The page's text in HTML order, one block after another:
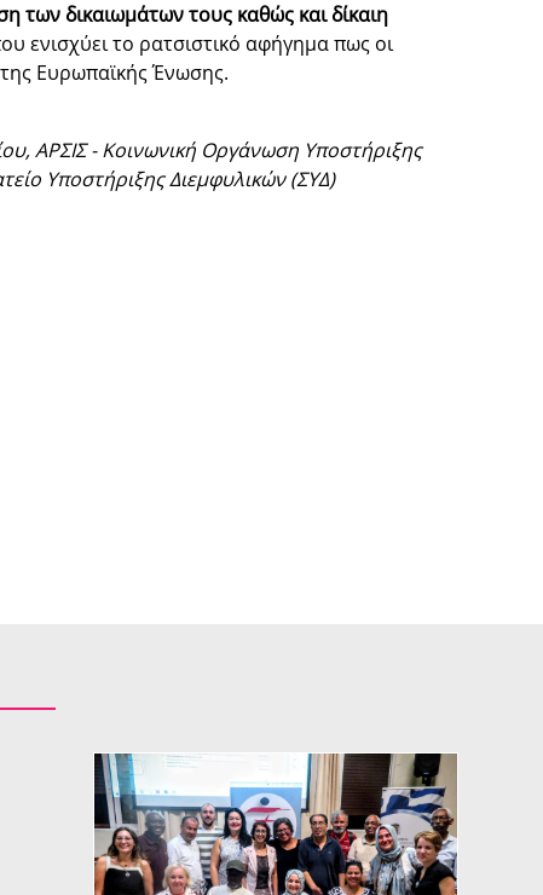
δικαιωμάτων τους καθώς και δίκαιη
ενισχύει το ρατσιστικό αφήγημα πως οι
της Ευρωπαϊκής Ένωσης.
ΑΡΣΙΣ - Κοινωνική Οργάνωση Υποστήριξης
Υποστήριξης Διεμφυλικών (ΣΥΔ)